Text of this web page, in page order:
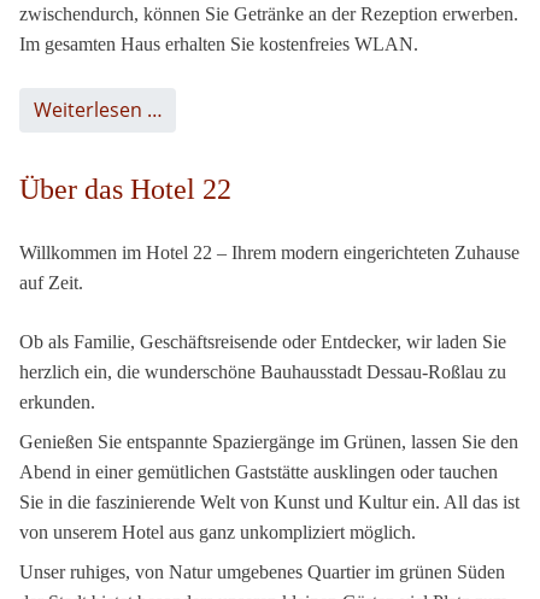
zwischendurch, können Sie Getränke an der Rezeption erwerben.
Im gesamten Haus erhalten Sie kostenfreies WLAN.
Weiterlesen …
Über das Hotel 22
Willkommen im Hotel 22 – Ihrem modern eingerichteten Zuhause
auf Zeit.
Ob als Familie, Geschäftsreisende oder Entdecker, wir laden Sie
herzlich ein, die wunderschöne Bauhausstadt Dessau-Roßlau zu
erkunden.
Genießen Sie entspannte Spaziergänge im Grünen, lassen Sie den
Abend in einer gemütlichen Gaststätte ausklingen oder tauchen
Sie in die faszinierende Welt von Kunst und Kultur ein. All das ist
von unserem Hotel aus ganz unkompliziert möglich.
Unser ruhiges, von Natur umgebenes Quartier im grünen Süden